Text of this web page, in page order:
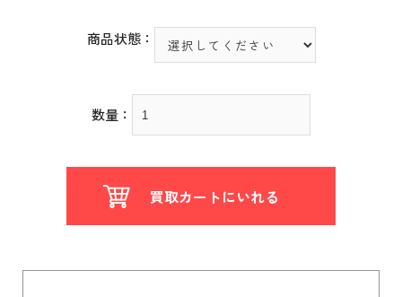
商品状態：
数量：
買取カートにいれる